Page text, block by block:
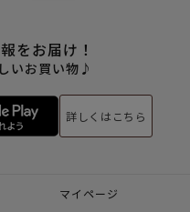
をお届け！
いお買い物♪
詳しくはこちら
マイページ